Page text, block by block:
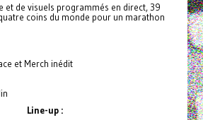
et de visuels programmés en direct, 39
coins du monde pour un marathon
et Merch inédit
Line-up :